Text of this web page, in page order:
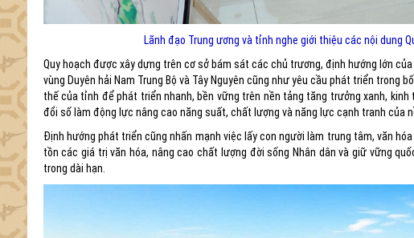
Lãnh đạo Trung ương và tỉnh nghe giới thiệu các nội dung
Quy hoạch được xây dựng trên cơ sở bám sát các chủ trương, định hướng lớn
vùng Duyên hải Nam Trung Bộ và Tây Nguyên cũng như yêu cầu phát triển
thế của tỉnh để phát triển nhanh, bền vững trên nền tảng tăng trưởng xanh,
đổi số làm động lực nâng cao năng suất, chất lượng và năng lực cạnh tranh của
Định hướng phát triển cũng nhấn mạnh việc lấy con người làm trung tâm, văn
tồn các giá trị văn hóa, nâng cao chất lượng đời sống Nhân dân và giữ vững
trong dài hạn.